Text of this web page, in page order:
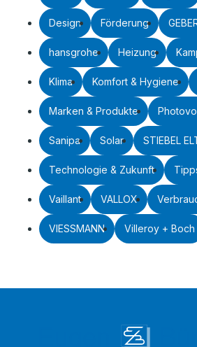
Design Förderung
hansgrohe Heizung
Klima Komfort & Hygiene
Marken & Produkte
Sanipa Solar STIEBEL
Technologie & Zukunft
Vaillant VALLOX
VIESSMANN Villeroy + Boch